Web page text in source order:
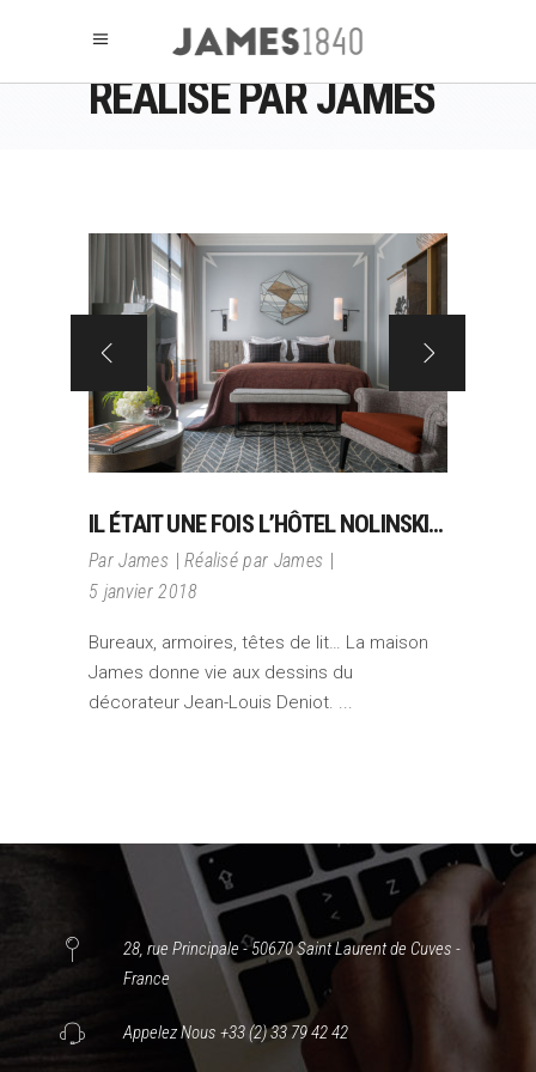
RÉALISÉ PAR JAMES
IL ÉTAIT UNE FOIS L’HÔTEL NOLINSKI…
ParJames
Réalisé par James
5 janvier 2018
Bureaux, armoires, têtes de lit… La maison
James donne vie aux dessins du
décorateur Jean-Louis Deniot.
28, rue Principale - 50670 Saint Laurent de Cuves -
France
Appelez Nous +33 (2) 33 79 42 42